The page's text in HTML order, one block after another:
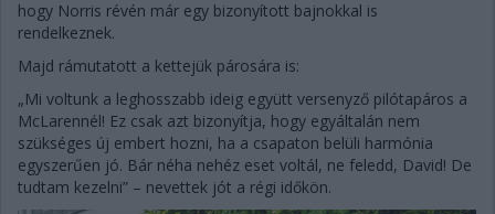
hogy Norris révén már egy bizonyított bajnokkal is
rendelkeznek.
Majd rámutatott a kettejük párosára is:
„Mi voltunk a leghosszabb ideig együtt versenyző pilótapáros a
McLarennél! Ez csak azt bizonyítja, hogy egyáltalán nem
szükséges új embert hozni, ha a csapaton belüli harmónia
egyszerűen jó. Bár néha nehéz eset voltál, ne feledd, David! De
tudtam kezelni” – nevettek jót a régi időkön.